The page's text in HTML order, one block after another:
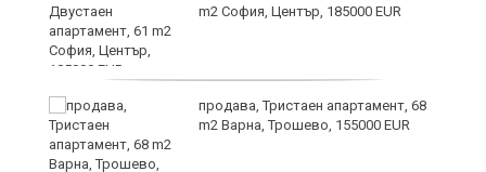
m2 София, Център, 185000 EUR
продава, Тристаен апартамент, 68
m2 Варна, Трошево, 155000 EUR